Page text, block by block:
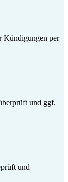
Kündigungen per
und ggf.
und